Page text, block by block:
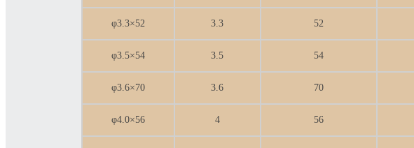
φ3.3×52 3.3 52
φ3.5×54 3.5 54
φ3.6×70 3.6 70
φ4.0×56 4 56